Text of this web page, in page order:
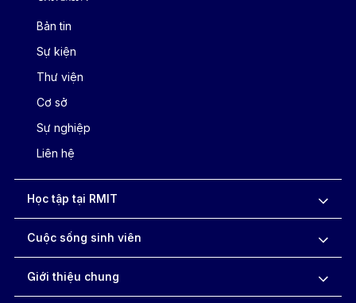
Bản tin
Sự kiện
Thư viện
Cơ sở
Sự nghiệp
Liên hệ
Học tập tại RMIT
Cuộc sống sinh viên
Giới thiệu chung